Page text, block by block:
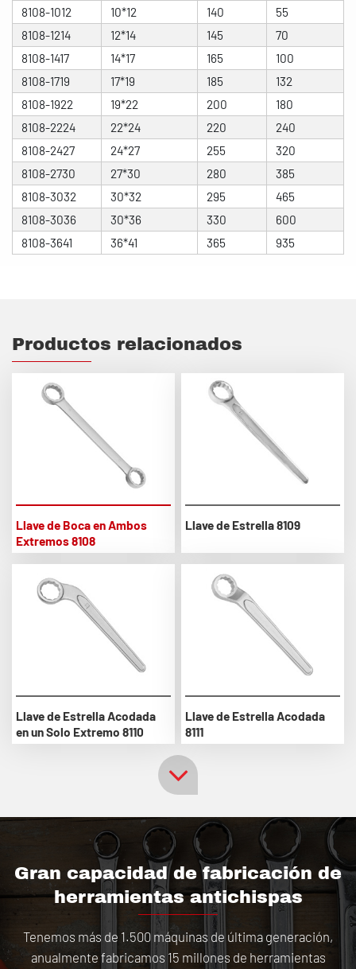
8108-1012 10*12 140
55
8108-1214
12*14 145
70
8108-1417
14*17 165
100
8108-1719
17*19 185
132
8108-1922
19*22 200
180
8108-2224
22*24 220
240
8108-2427
24*27 255
320
8108-2730
27*30 280
385
8108-3032
30*32 295
465
8108-3036
30*36 330
600
8108-3641
36*41 365 935
Productos relacionados
Llave de Boca en Ambos
Extremos 8108
Llave de Estrella 8109
Llave de Estrella Acodada
en un Solo Extremo 8110
Llave de Estrella Acodada
8111
Gran capacidad de fabricación de
herramientas antichispas
Tenemos más de 1.500 máquinas de última generación,
anualmente fabricamos 15 millones de herramientas